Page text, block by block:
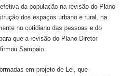
da população na revisão do Plano
dos espaços urbano e rural, na
no cotidiano das pessoas e do
que a revisão do Plano Diretor
Sampaio.
em projeto de Lei, que